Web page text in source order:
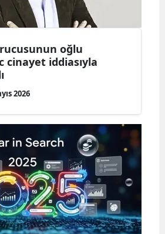
Bolu
Burdur
Bursa
Çorum
Diyarbakır
Edirne
Elazığ
oğlu
cinayet iddiasıyla
2026